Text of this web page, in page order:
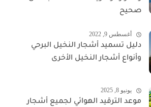
صحيح
أغسطس 9, 2022
دليل تسميد أشجار النخيل البرحي
وأنواع أشجار النخيل الأخرى
يونيو 8, 2025
موعد الترقيد الهوائي لجميع أشجار